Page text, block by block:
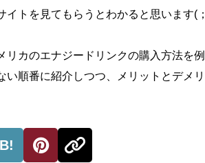
イトを見てもらうとわかると思います(
リカのエナジードリンクの購入方法を
い順番に紹介しつつ、メリットとデメ
B!